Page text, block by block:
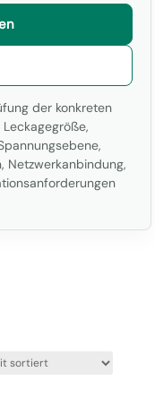
der konkreten
Netzwerkanbindung,